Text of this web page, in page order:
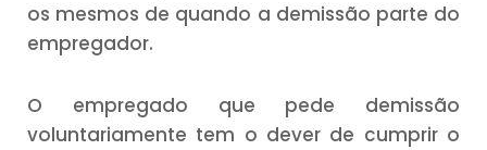
os mesmos de quando a demissão parte do
empregador.
O empregado que pede demissão
voluntariamente tem o dever de cumprir o